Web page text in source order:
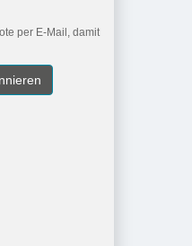
per E-Mail, damit